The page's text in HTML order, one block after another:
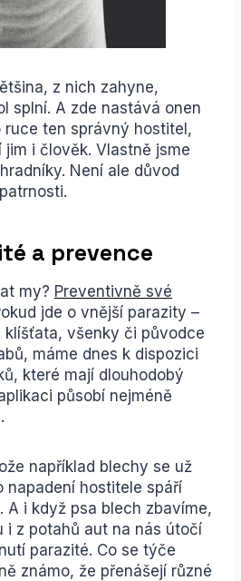
z nich zahyne,
splní. A zde nastává onen
ruce ten správný hostitel,
i člověk. Vlastně jsme
Není ale důvod
a prevence
my? Preventivně své
jde o vnější parazity –
všenky či původce
máme dnes k dispozici
které mají dlouhodobý
působí nejméně
například blechy se už
napadení hostitele spáří
A i když psa blech zbavíme,
i z potahů aut na nás útočí
parazité. Co se týče
známo, že přenášejí různé